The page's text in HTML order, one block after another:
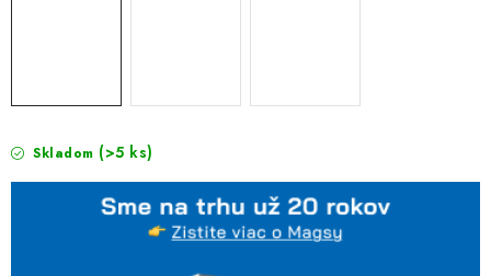
Skladom (>5 ks)